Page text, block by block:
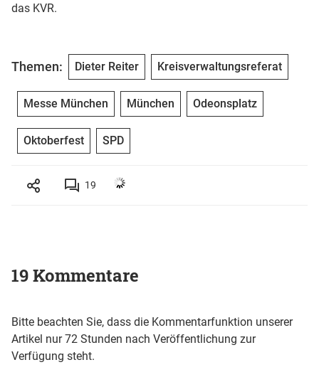
das KVR.
Themen: Dieter Reiter Kreisverwaltungsreferat
Messe München München Odeonsplatz
Oktoberfest SPD
19
19 Kommentare
Bitte beachten Sie, dass die Kommentarfunktion unserer
Artikel nur 72 Stunden nach Veröffentlichung zur
Verfügung steht.